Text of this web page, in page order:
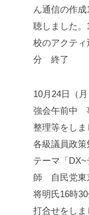
ん通信の作成
聴しました。
校のアクティ
分 終了
10月24日（
強会午前中
整理等をしま
各級議員政策
テーマ「DX~
師 自民党
将明氏16時
打合せをしま